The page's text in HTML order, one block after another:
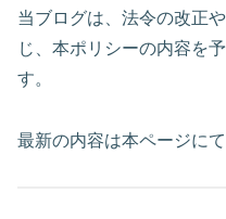
当ブログは、法令の改正
じ、本ポリシーの内容を
す。
最新の内容は本ページに